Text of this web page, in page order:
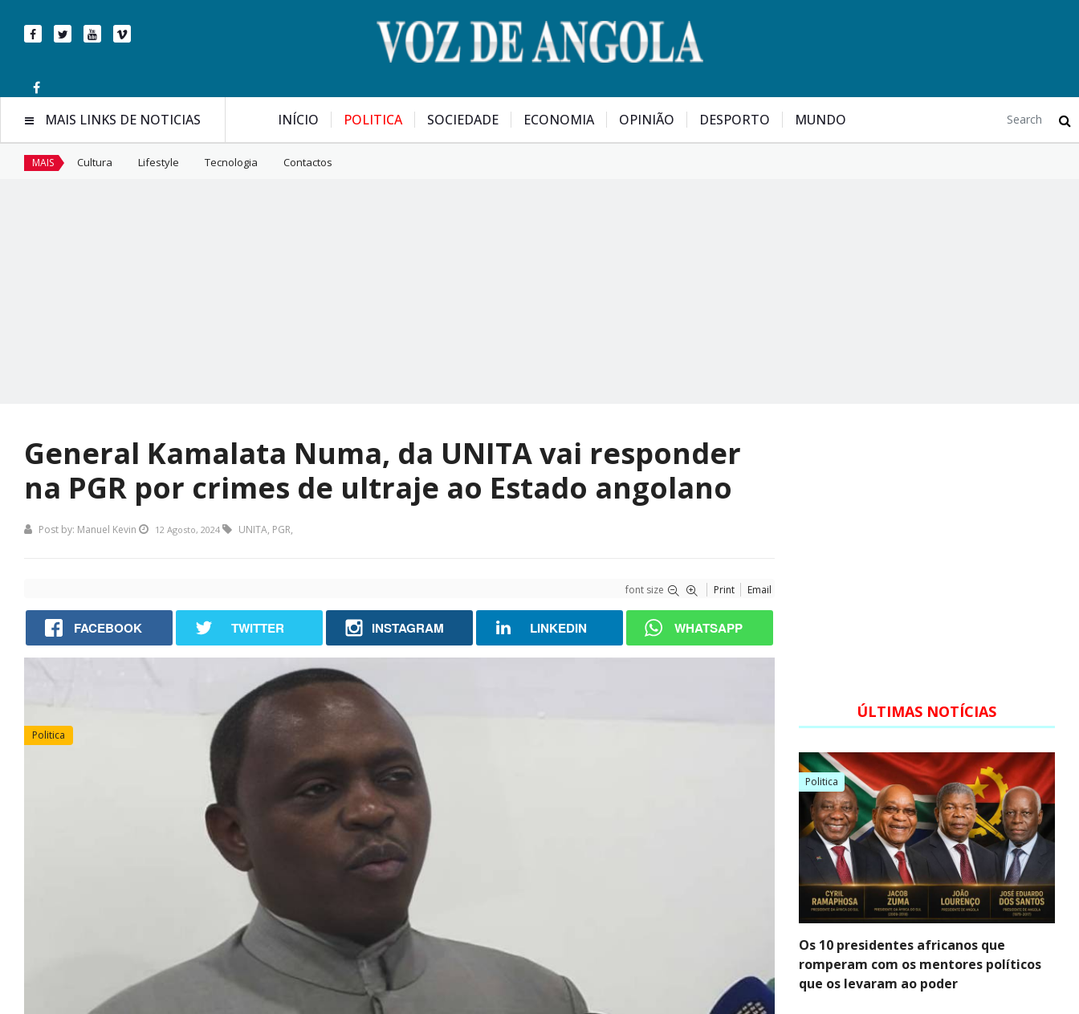
INÍCIO POLITICA SOCIEDADE ECONOMIA OPINIÃO DESPORTO MUNDO
MAIS LINKS DE NOTICIAS
MAIS Cultura Lifestyle Tecnologia Contactos
General Kamalata Numa, da UNITA vai responder
na PGR por crimes de ultraje ao Estado angolano
Post by: Manuel Kevin 12 Agosto, 2024 UNITA, PGR,
font size Print Email
FACEBOOK TWITTER INSTAGRAM LINKEDIN WHATSAPP
Politica
ÚLTIMAS NOTÍCIAS
Politica
Os 10 presidentes africanos que
romperam com os mentores políticos
que os levaram ao poder